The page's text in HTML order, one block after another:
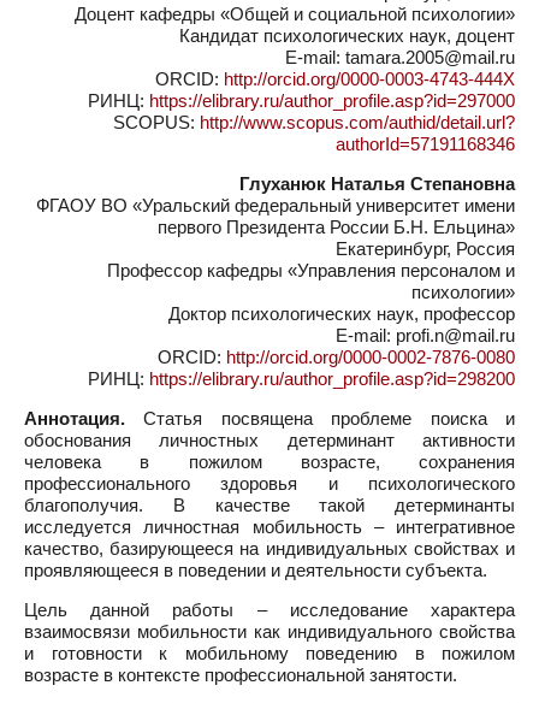
Доцент кафедры «Общей и социальной психологии»
Кандидат психологических наук, доцент
E-mail: tamara.2005@mail.ru
ORCID: http://orcid.org/0000-0003-4743-444X
РИНЦ: https://elibrary.ru/author_profile.asp?id=297000
SCOPUS: http://www.scopus.com/authid/detail.url?
authorId=57191168346
Глуханюк Наталья Степановна
ФГАОУ ВО «Уральский федеральный университет имени
первого Президента России Б.Н. Ельцина»
Екатеринбург, Россия
Профессор кафедры «Управления персоналом и
психологии»
Доктор психологических наук, профессор
E-mail: profi.n@mail.ru
ORCID: http://orcid.org/0000-0002-7876-0080
РИНЦ: https://elibrary.ru/author_profile.asp?id=298200
Аннотация. Статья посвящена проблеме поиска и
обоснования личностных детерминант активности
человека в пожилом возрасте, сохранения
профессионального здоровья и психологического
благополучия. В качестве такой детерминанты
исследуется личностная мобильность – интегративное
качество, базирующееся на индивидуальных свойствах и
проявляющееся в поведении и деятельности субъекта.
Цель данной работы – исследование характера
взаимосвязи мобильности как индивидуального свойства
и готовности к мобильному поведению в пожилом
возрасте в контексте профессиональной занятости.